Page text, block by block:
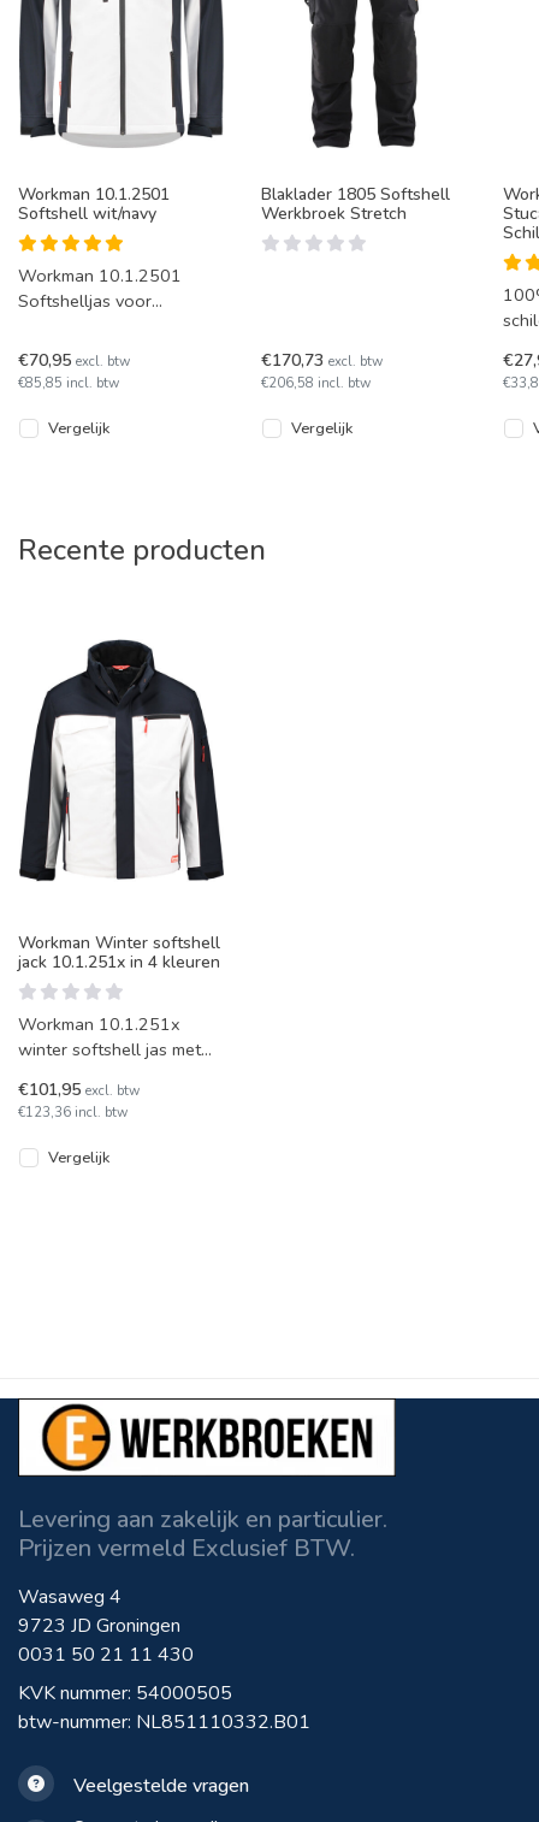
Workman 10.1.2501
Softshell wit/navy
Workman 10.1.2501
Softshelljas voor
In de kleur wit met
marineblauw boven d
€70,95 excl. btw
€85,85 incl. btw
Vergelijk
Blaklader 1805 Softshell
Werkbroek Stretch
€170,73 excl. btw
€206,58 incl. btw
Vergelijk
Wit
Recente producten
Workman Winter softshell
jack 10.1.251x in 4 kleuren
Workman 10.1.251x
winter softshell jas met
extra warm gevoerd.
Afluitbare bor
€101,95 excl. btw
€123,36 incl. btw
Vergelijk
Levering aan zakelijk en particulier.
Prijzen vermeld Exclusief BTW.
Wasaweg 4
9723 JD Groningen
0031 50 21 11 430
KVK nummer: 54000505
btw-nummer: NL851110332.B01
Veelgestelde vragen